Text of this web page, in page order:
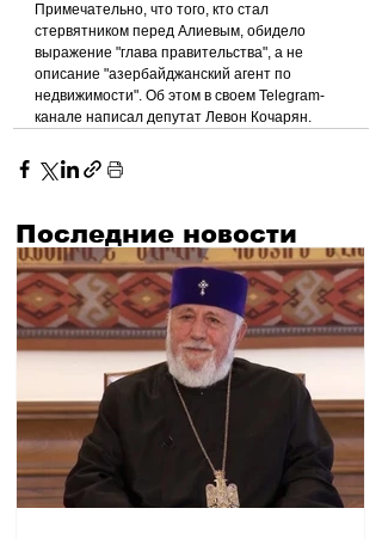
Примечательно, что того, кто стал
стервятником перед Алиевым, обидело
выражение "глава правительства", а не
описание "азербайджанский агент по
недвижимости". Об этом в своем Telegram-
канале написал депутат Левон Кочарян.
Последние новости